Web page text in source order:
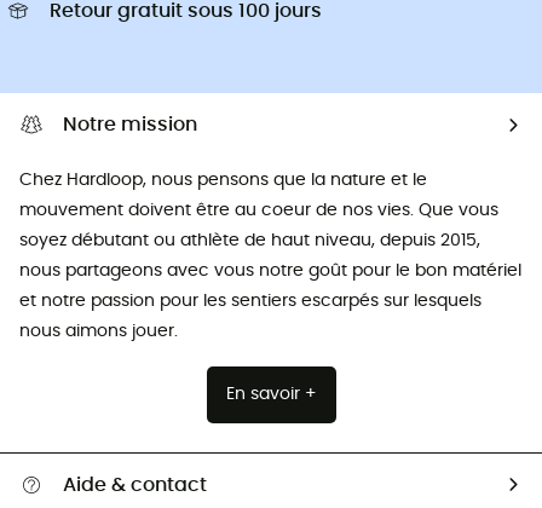
Retour gratuit sous 100 jours
Notre mission
Chez Hardloop, nous pensons que la nature et le
mouvement doivent être au coeur de nos vies. Que vous
soyez débutant ou athlète de haut niveau, depuis 2015,
nous partageons avec vous notre goût pour le bon matériel
et notre passion pour les sentiers escarpés sur lesquels
nous aimons jouer.
En savoir +
Aide & contact